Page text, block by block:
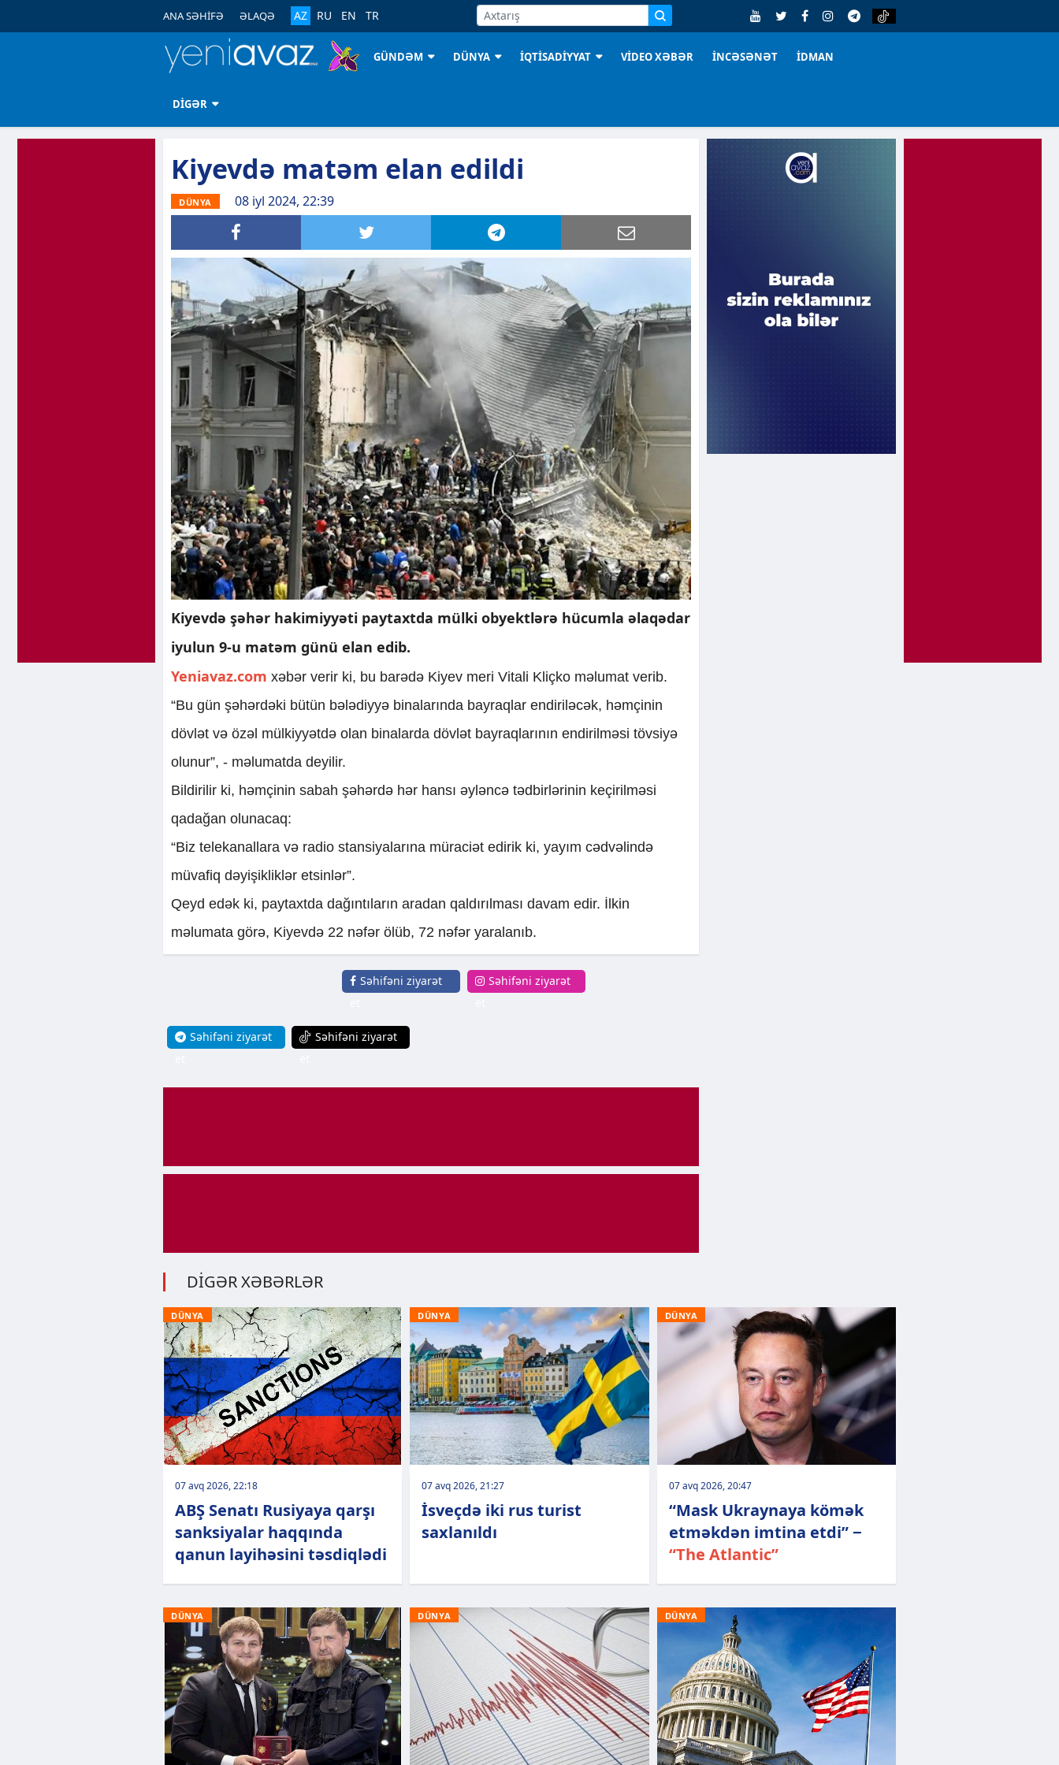
ANA SƏHİFƏ ƏLAQƏ AZ RU EN TR
GÜNDƏM DÜNYA İQTİSADİYYAT VİDEO XƏBƏR İNCƏSƏNƏT İDMAN
DİGƏR
Kiyevdə matəm elan edildi
DÜNYA 08 iyl 2024, 22:39
Kiyevdə şəhər hakimiyyəti paytaxtda mülki obyektlərə hücumla əlaqədar
iyulun 9-u matəm günü elan edib.
Yeniavaz.com xəbər verir ki, bu barədə Kiyev meri Vitali Kliçko məlumat verib.
“Bu gün şəhərdəki bütün bələdiyyə binalarında bayraqlar endiriləcək, həmçinin
dövlət və özəl mülkiyyətdə olan binalarda dövlət bayraqlarının endirilməsi tövsiyə
olunur”, - məlumatda deyilir.
Bildirilir ki, həmçinin sabah şəhərdə hər hansı əyləncə tədbirlərinin keçirilməsi
qadağan olunacaq:
“Biz telekanallara və radio stansiyalarına müraciət edirik ki, yayım cədvəlində
müvafiq dəyişikliklər etsinlər”.
Qeyd edək ki, paytaxtda dağıntıların aradan qaldırılması davam edir. İlkin
məlumata görə, Kiyevdə 22 nəfər ölüb, 72 nəfər yaralanıb.
Səhifəni ziyarət
Səhifəni ziyarət
Səhifəni ziyarət
Səhifəni ziyarət
DİGƏR XƏBƏRLƏR
DÜNYA
07 avq 2026, 22:18
ABŞ Senatı Rusiyaya qarşı
sanksiyalar haqqında
qanun layihəsini təsdiqlədi
DÜNYA
07 avq 2026, 21:27
İsveçdə iki rus turist
saxlanıldı
DÜNYA
07 avq 2026, 20:47
“Mask Ukraynaya kömək
etməkdən imtina etdi” −
“The Atlantic”
DÜNYA DÜNYA DÜNYA